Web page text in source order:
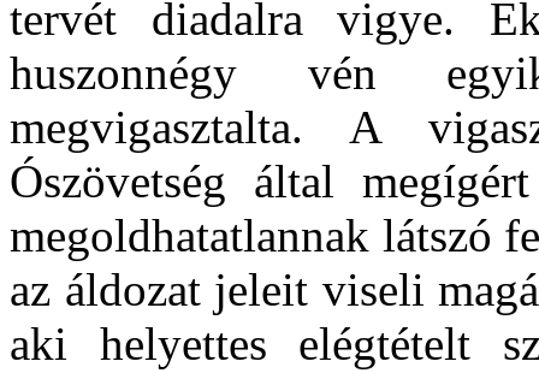
tervét diadalra vigye.
huszonnégy vén
megvigasztalta. A
Ószövetség által
megoldhatatlannak látszó
az áldozat jeleit viseli
aki helyettes elégtételt